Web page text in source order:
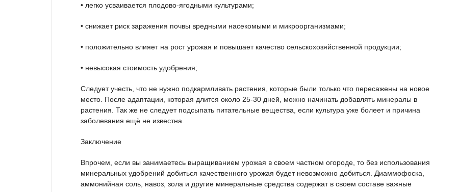
• легко усваивается плодово-ягодными культурами;
• снижает риск заражения почвы вредными насекомыми и микроорганизмами;
• положительно влияет на рост урожая и повышает качество сельскохозяйственной продукции;
• невысокая стоимость удобрения;
Следует учесть, что не нужно подкармливать растения, которые были только что пересажены на новое
место. После адаптации, которая длится около 25-30 дней, можно начинать добавлять минералы в
растения. Так же не следует подсыпать питательные вещества, если культура уже болеет и причина
заболевания ещё не известна.
Заключение
Впрочем, если вы занимаетесь выращиванием урожая в своем частном огороде, то без использования
минеральных удобрений добиться качественного урожая будет невозможно добиться. Диаммофоска,
аммонийная соль, навоз, зола и другие минеральные средства содержат в своем составе важные